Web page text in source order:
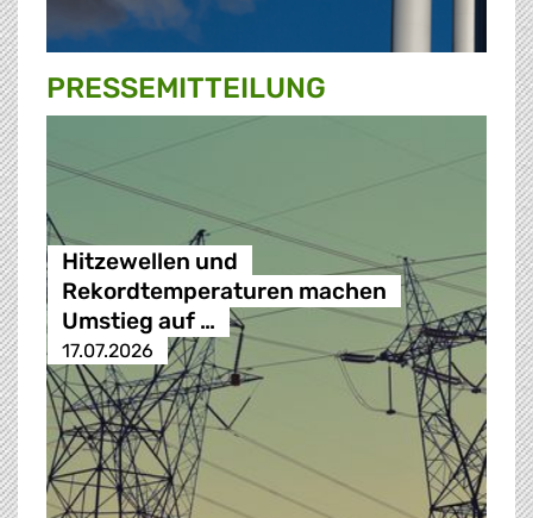
PRESSE­MITTEILUNG
Hitzewellen und
Rekordtemperaturen machen
Umstieg auf …
17.07.2026